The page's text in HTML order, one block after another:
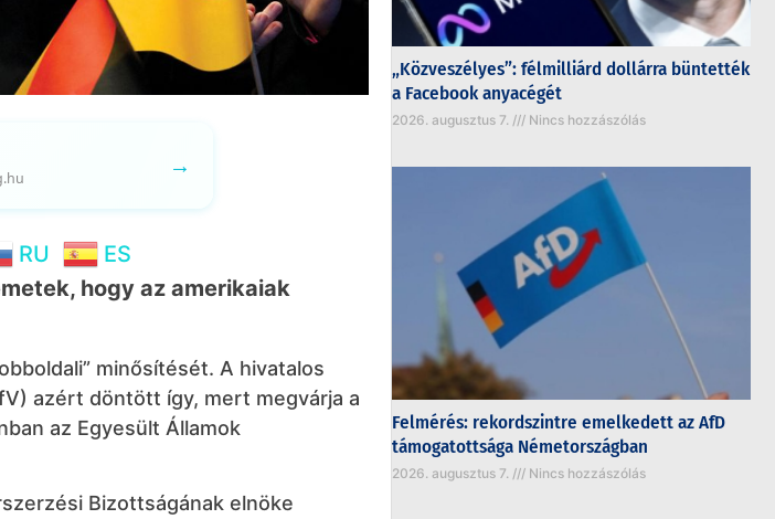
→
RU
ES
hogy az amerikaiak
minősítését. A hivatalos
azért döntött így, mert megvárja a
az Egyesült Államok
Bizottságának elnöke
„Közveszélyes”: félmilliárd dollárra büntették
a Facebook anyacégét
2026. augusztus 7. Nincs hozzászólás
Felmérés: rekordszintre emelkedett az AfD
támogatottsága Németországban
2026. augusztus 7. Nincs hozzászólás